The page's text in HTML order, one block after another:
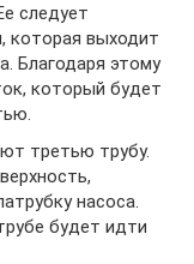
следует
которая выходит
Благодаря этому
который будет
третью трубу.
насоса.
будет идти